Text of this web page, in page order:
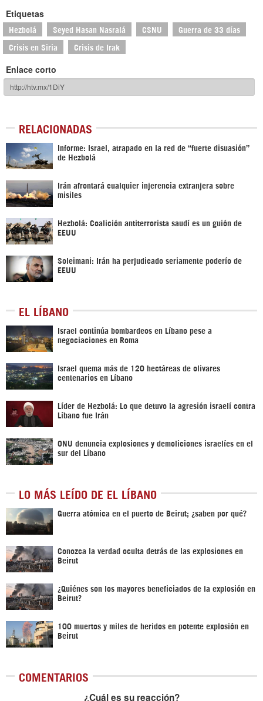
Etiquetas
Hezbolá Seyed Hasan Nasralá CSNU Guerra de 33 días
Crisis en Siria Crisis de Irak
Enlace corto
RELACIONADAS
Informe: Israel, atrapado en la red de “fuerte disuasión”
de Hezbolá
Irán afrontará cualquier injerencia extranjera sobre
misiles
Hezbolá: Coalición antiterrorista saudí es un guión de
EEUU
Soleimani: Irán ha perjudicado seriamente poderío de
EEUU
EL LÍBANO
Israel continúa bombardeos en Líbano pese a
negociaciones en Roma
Israel quema más de 120 hectáreas de olivares
centenarios en Líbano
Líder de Hezbolá: Lo que detuvo la agresión israelí contra
Líbano fue Irán
ONU denuncia explosiones y demoliciones israelíes en el
sur del Líbano
LO MÁS LEÍDO DE EL LÍBANO
Guerra atómica en el puerto de Beirut; ¿saben por qué?
Conozca la verdad oculta detrás de las explosiones en
Beirut
¿Quiénes son los mayores beneficiados de la explosión en
Beirut?
100 muertos y miles de heridos en potente explosión en
Beirut
COMENTARIOS